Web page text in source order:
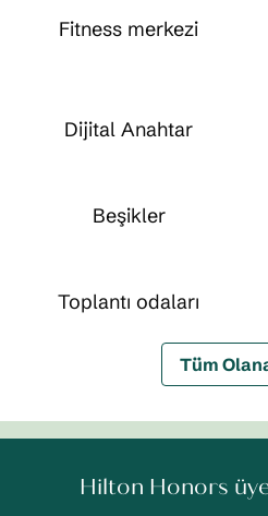
Fitness merkezi
Dijital Anahtar
Beşikler
Toplantı odaları
Tüm
Hilton Honors